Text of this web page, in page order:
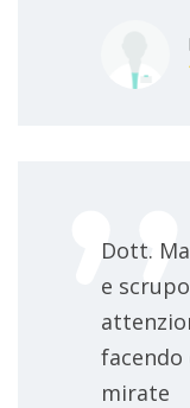
Dott.
e
facendo
mirate